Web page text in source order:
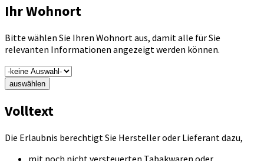
Ihr Wohnort
Bitte wählen Sie Ihren Wohnort aus, damit alle für Sie
relevanten Informationen angezeigt werden können.
auswählen
Volltext
Die Erlaubnis berechtigt Sie Hersteller oder Lieferant dazu,